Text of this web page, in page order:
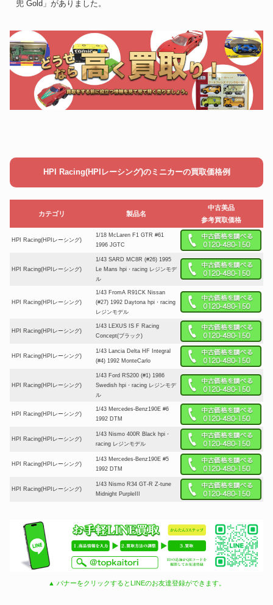
兜 Gold」がありました。
HPI Racing(HPIレーシング)のミニカーの買取価格例
カテゴリ 製品名
中古美品
参考買取価格
HPI Racing(HPIレーシング)
1/18 McLaren F1 GTR #61
1996 JGTC
HPI Racing(HPIレーシング)
1/43 SARD MC8R (#26) 1995
Le Mans hpi・racing レジンモデ
ル
HPI Racing(HPIレーシング)
1/43 FromA R91CK Nissan
(#27) 1992 Daytona hpi・racing
レジンモデル
HPI Racing(HPIレーシング)
1/43 LEXUS IS F Racing
Concept(ブラック)
HPI Racing(HPIレーシング)
1/43 Lancia Delta HF Integral
(#4) 1992 MonteCarlo
HPI Racing(HPIレーシング)
1/43 Ford RS200 (#1) 1986
Swedish hpi・racing レジンモデ
ル
HPI Racing(HPIレーシング)
1/43 Mercedes-Benz190E #6
1992 DTM
HPI Racing(HPIレーシング)
1/43 Nismo 400R Black hpi・
racing レジンモデル
HPI Racing(HPIレーシング)
1/43 Mercedes-Benz190E #5
1992 DTM
HPI Racing(HPIレーシング)
1/43 Nismo R34 GT-R Z-tune
Midnight PurpleIII
▲ バナーをクリックするとLINEのお友達登録ができます。